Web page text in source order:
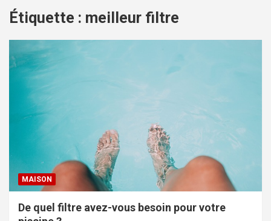
Étiquette : meilleur filtre
MAISON
De quel filtre avez-vous besoin pour votre